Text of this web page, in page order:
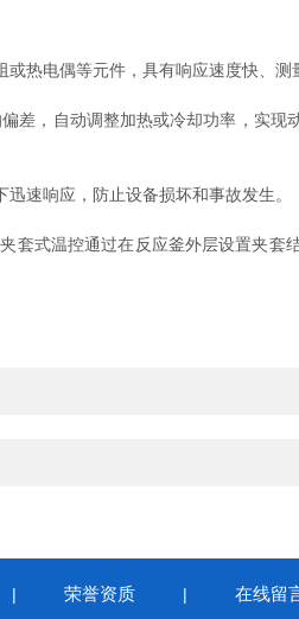
电偶等元件，具有响应速度快、测
，自动调整加热或冷却功率，实现
速响应，防止设备损坏和事故发生。
式温控通过在反应釜外层设置夹套
| 荣誉资质 | 在线留